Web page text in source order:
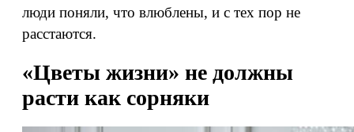
люди поняли, что влюблены, и с тех пор не
расстаются.
«Цветы жизни» не должны
расти как сорняки